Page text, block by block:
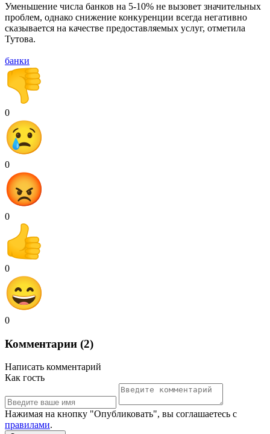
Уменьшение числа банков на 5-10% не вызовет значительных
проблем, однако снижение конкуренции всегда негативно
сказывается на качестве предоставляемых услуг, отметила
Тутова.
банки
0
0
0
0
0
Комментарии (2)
Написать комментарий
Как гость
Нажимая на кнопку "Опубликовать", вы соглашаетесь с
правилами.